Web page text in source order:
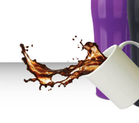
メディア掲載情報の詳細に関しまして